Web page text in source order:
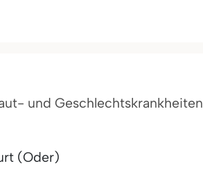
und Geschlechtskrankheiten
(Oder)